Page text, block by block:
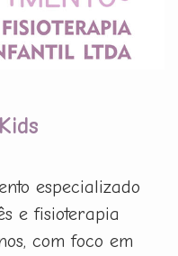
especializado
e fisioterapia
com foco em